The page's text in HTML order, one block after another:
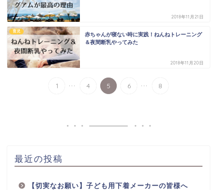
2018年11月21日
育児
赤ちゃんが寝ない時に実践！ねんねトレーニング
＆夜間断乳やってみた
2018年11月20日
1 ... 4 5 6 ... 8
最近の投稿
【切実なお願い】子ども用下着メーカーの皆様へ